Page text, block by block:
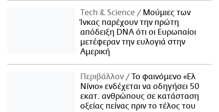
Τech & Science
Μούμιες των
Ίνκας παρέχουν την πρώτη
απόδειξη DNA ότι οι Ευρωπαίοι
μετέφεραν την ευλογιά στην
Αμερική
Περιβάλλον
Το φαινόμενο «Ελ
Νίνιο» ενδέχεται να οδηγήσει 50
εκατ. ανθρώπους σε κατάσταση
οξείας πείνας πριν το τέλος του